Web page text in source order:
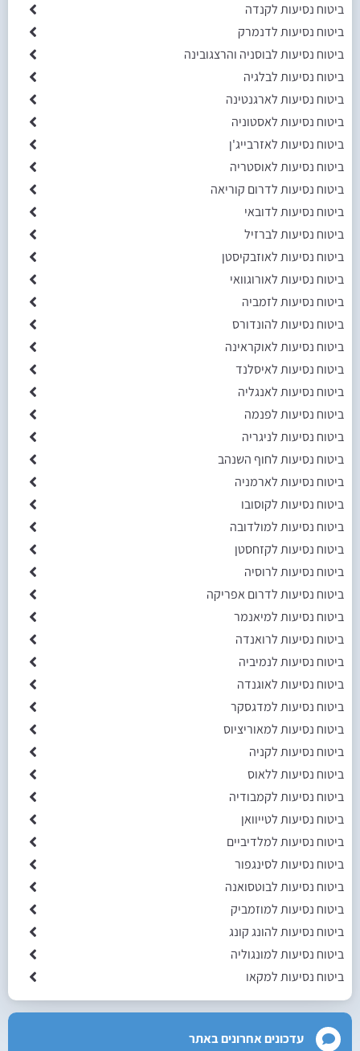
ביטוח נסיעות לקנדה
ביטוח נסיעות לדנמרק
ביטוח נסיעות לבוסניה והרצגובינה
ביטוח נסיעות לבלגיה
ביטוח נסיעות לארגנטינה
ביטוח נסיעות לאסטוניה
ביטוח נסיעות לאזרבייג'ן
ביטוח נסיעות לאוסטריה
ביטוח נסיעות לדרום קוריאה
ביטוח נסיעות לדובאי
ביטוח נסיעות לברזיל
ביטוח נסיעות לאוזבקיסטן
ביטוח נסיעות לאורוגוואי
ביטוח נסיעות לזמביה
ביטוח נסיעות להונדורס
ביטוח נסיעות לאוקראינה
ביטוח נסיעות לאיסלנד
ביטוח נסיעות לאנגליה
ביטוח נסיעות לפנמה
ביטוח נסיעות לניגריה
ביטוח נסיעות לחוף השנהב
ביטוח נסיעות לארמניה
ביטוח נסיעות לקוסובו
ביטוח נסיעות למולדובה
ביטוח נסיעות לקזחסטן
ביטוח נסיעות לרוסיה
ביטוח נסיעות לדרום אפריקה
ביטוח נסיעות למיאנמר
ביטוח נסיעות לרואנדה
ביטוח נסיעות לנמיביה
ביטוח נסיעות לאוגנדה
ביטוח נסיעות למדגסקר
ביטוח נסיעות למאוריציוס
ביטוח נסיעות לקניה
ביטוח נסיעות ללאוס
ביטוח נסיעות לקמבודיה
ביטוח נסיעות לטייוואן
ביטוח נסיעות למלדיביים
ביטוח נסיעות לסינגפור
ביטוח נסיעות לבוטסואנה
ביטוח נסיעות למוזמביק
ביטוח נסיעות להונג קונג
ביטוח נסיעות למונגוליה
ביטוח נסיעות למקאו
עדכונים אחרונים באתר